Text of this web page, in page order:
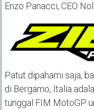
Enzo Panacci, CEO
Patut dipahami saja,
di Bergamo, Italia
tunggal FIM MotoGP